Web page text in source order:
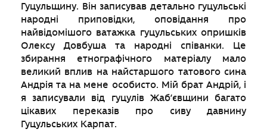
Гуцульщину. Він записував детально гуцульські
народні приповідки, оповідання про
найвідомішого ватажка гуцульських опришків
Олексу Довбуша та народні співанки. Це
збирання етнографічного матеріалу мало
великий вплив на найстаршого татового сина
Андрія та на мене особисто. Мій брат Андрій, і
я записували від гуцулів Жаб’євщини багато
цікавих переказів про сиву давнину
Гуцульських Карпат.